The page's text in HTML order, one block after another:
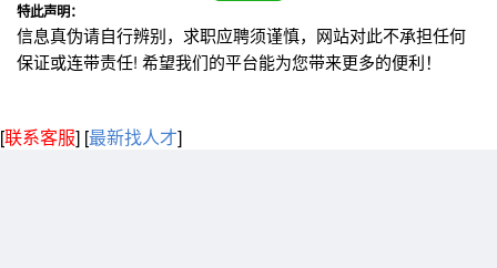
特此声明：
信息真伪请自行辨别，求职应聘须谨慎，网站对此不承担任何
保证或连带责任! 希望我们的平台能为您带来更多的便利！
[联系客服] [最新找人才]